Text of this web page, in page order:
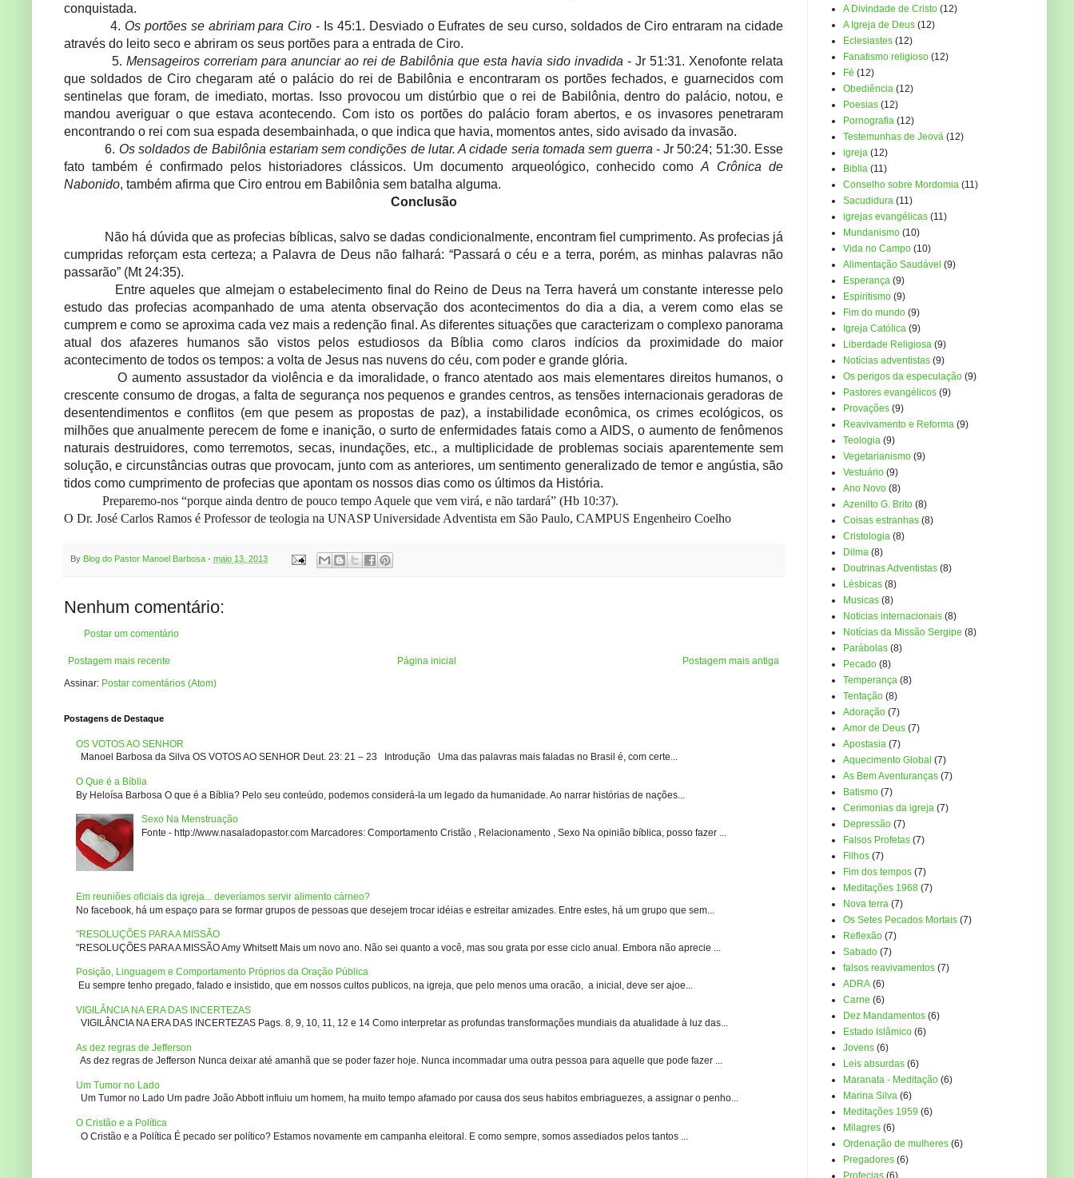
conquistada.
4. Os portões se abririam para Ciro- Is 45:1. Desviado o Eufrates de seu curso, soldados de Ciro entraram na cidade
através do leito seco e abriram os seus portões para a entrada de Ciro.
5. Mensageiros correriam para anunciar ao rei de Babilônia que esta havia sido invadida - Jr 51:31. Xenofonte relata
que soldados de Ciro chegaram até o palácio do rei de Babilônia e encontraram os portões fechados, e guarnecidos com
sentinelas que foram, de imediato, mortas. Isso provocou um distúrbio que o rei de Babilônia, dentro do palácio, notou, e
mandou averiguar o que estava acontecendo. Com isto os portões do palácio foram abertos, e os invasores penetraram
encontrando o rei com sua espada desembainhada, o que indica que havia, momentos antes, sido avisado da invasão.
6. Os soldados de Babilônia estariam sem condições de lutar. A cidade seria tomada sem guerra - Jr 50:24; 51:30. Esse
fato também é confirmado pelos historiadores clássicos. Um documento arqueológico, conhecido comoA Crônica de
Nabonido, também afirma que Ciro entrou em Babilônia sem batalha alguma.
Conclusão
Não há dúvida que as profecias bíblicas, salvo se dadas condicionalmente, encontram fiel cumprimento. As profecias já
cumpridas reforçam esta certeza; a Palavra de Deus não falhará: “Passará o céu e a terra, porém, as minhas palavras não
passarão” (Mt 24:35).
Entre aqueles que almejam o estabelecimento final do Reino de Deus na Terra haverá um constante interesse pelo
estudo das profecias acompanhado de uma atenta observação dos acontecimentos do dia a dia, a verem como elas se
cumprem e como se aproxima cada vez mais a redenção final. As diferentes situações que caracterizam o complexo panorama
atual dos afazeres humanos são vistos pelos estudiosos da Bíblia como claros indícios da proximidade do maior
acontecimento de todos os tempos: a volta de Jesus nas nuvens do céu, com poder e grande glória.
O aumento assustador da violência e da imoralidade, o franco atentado aos mais elementares direitos humanos, o
crescente consumo de drogas, a falta de segurança nos pequenos e grandes centros, as tensões internacionais geradoras de
desentendimentos e conflitos (em que pesem as propostas de paz), a instabilidade econômica, os crimes ecológicos, os
milhões que anualmente perecem de fome e inanição, o surto de enfermidades fatais como a AIDS, o aumento de fenômenos
naturais destruidores, como terremotos, secas, inundações, etc., a multiplicidade de problemas sociais aparentemente sem
solução, e circunstâncias outras que provocam, junto com as anteriores, um sentimento generalizado de temor e angústia, são
tidos como cumprimento de profecias que apontam os nossos dias como os últimos da História.
Preparemo-nos “porque ainda dentro de pouco tempo Aquele que vem virá, e não tardará” (Hb 10:37).
O Dr. José Carlos Ramos é Professor de teologia na UNASP Universidade Adventista em São Paulo, CAMPUS Engenheiro Coelho
By Blog do Pastor Manoel Barbosa - maio 13, 2013
Nenhum comentário:
Postar um comentário
Postagem mais recente Postagem mais antiga
Página inicial
Assinar: Postar comentários (Atom)
Postagens de Destaque
OS VOTOS AO SENHOR
Manoel Barbosa da Silva OS VOTOS AO SENHOR Deut. 23: 21 – 23 Introdução Uma das palavras mais faladas no Brasil é, com certe...
O Que é a Bíblia
By Heloísa Barbosa O que é a Bíblia? Pelo seu conteúdo, podemos considerá-la um legado da humanidade. Ao narrar histórias de nações...
Sexo Na Menstruação
Fonte - http://www.nasaladopastor.com Marcadores: Comportamento Cristão , Relacionamento , Sexo Na opinião bíblica, posso fazer ...
Em reuniões oficiais da igreja... deveríamos servir alimento cárneo?
No facebook, há um espaço para se formar grupos de pessoas que desejem trocar idéias e estreitar amizades. Entre estes, há um grupo que sem...
"RESOLUÇÕES PARA A MISSÃO
"RESOLUÇÕES PARA A MISSÃO Amy Whitsett Mais um novo ano. Não sei quanto a você, mas sou grata por esse ciclo anual. Embora não aprecie ...
Posição, Linguagem e Comportamento Próprios da Oração Pública
Eu sempre tenho pregado, falado e insistido, que em nossos cultos publicos, na igreja, que pelo menos uma oracão, a inicial, deve ser ajoe...
VIGILÂNCIA NA ERA DAS INCERTEZAS
VIGILÂNCIA NA ERA DAS INCERTEZAS Pags. 8, 9, 10, 11, 12 e 14 Como interpretar as profundas transformações mundiais da atualidade à luz das...
As dez regras de Jefferson
As dez regras de Jefferson Nunca deixar até amanhã que se poder fazer hoje. Nunca incommadar uma outra pessoa para aquelle que pode fazer ...
Um Tumor no Lado
Um Tumor no Lado Um padre João Abbott influiu um homem, ha muito tempo afamado por causa dos seus habitos embriaguezes, a assignar o penho...
O Cristão e a Política
O Cristão e a Política É pecado ser político? Estamos novamente em campanha eleitoral. E como sempre, somos assediados pelos tantos ...
A Divindade de Cristo (12)
A Igreja de Deus (12)
Eclesiastes (12)
Fanatismo religioso (12)
Fé (12)
Obediência (12)
Poesias (12)
Pornografia (12)
Testemunhas de Jeová (12)
igreja (12)
Biblia (11)
Conselho sobre Mordomia (11)
Sacudidura (11)
igrejas evangélicas (11)
Mundanismo (10)
Vida no Campo (10)
Alimentação Saudável (9)
Esperança (9)
Espiritismo (9)
Fim do mundo (9)
Igreja Católica (9)
Liberdade Religiosa (9)
Notícias adventistas (9)
Os perigos da especulação (9)
Pastores evangélicos (9)
Provações (9)
Reavivamento e Reforma (9)
Teologia (9)
Vegetarianismo (9)
Vestuário (9)
Ano Novo (8)
Azenilto G. Brito (8)
Coisas estranhas (8)
Cristologia (8)
Dilma (8)
Doutrinas Adventistas (8)
Lésbicas (8)
Musicas (8)
Noticias internacionais (8)
Notícias da Missão Sergipe (8)
Parábolas (8)
Pecado (8)
Temperança (8)
Tentação (8)
Adoração (7)
Amor de Deus (7)
Apostasia (7)
Aquecimento Global (7)
As Bem Aventuranças (7)
Batismo (7)
Cerimonias da igreja (7)
Depressão (7)
Falsos Profetas (7)
Filhos (7)
Fim dos tempos (7)
Meditações 1968 (7)
Nova terra (7)
Os Setes Pecados Mortais (7)
Reflexão (7)
Sabado (7)
falsos reavivamentos (7)
ADRA (6)
Carne (6)
Dez Mandamentos (6)
Estado Islâmico (6)
Jovens (6)
Leis absurdas (6)
Maranata - Meditação (6)
Marina Silva (6)
Meditações 1959 (6)
Milagres (6)
Ordenação de mulheres (6)
Pregadores (6)